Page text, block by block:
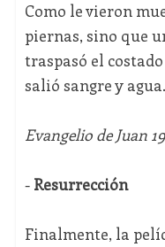
Como le vieron
piernas, sino que
traspasó el
salió sangre y agua.
Evangelio de Juan
- Resurrección
Finalmente, la